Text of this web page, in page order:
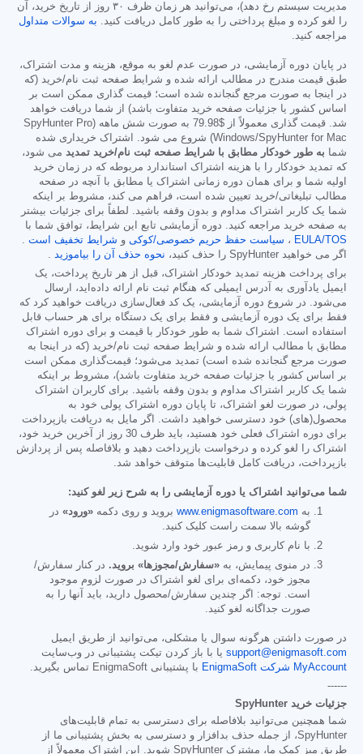
مدیریت سیستم رخ دهد)، می‌توانید هر زمان ظرف ۳۰ روز از تاریخ خرید، آن
را لغو کرده و مبلغ پرداختی را به طور کامل دریافت کنید. به سوالات متداول
مراجعه کنید.
در پایان دوره آزمایشی، در صورت عدم لغو به موقع، هزینه و مدت اشتراک،
طبق قیمت مندرج در مطالب ارائه شده و شرایط صفحه ثبت نام/خرید (که
در اینجا به صورت مرجع گنجانده شده است؛ قیمت گذاری ممکن است بر
اساس کشور یا جزئیات صفحه خرید متفاوت باشد) از شما دریافت خواهد
شد. قیمت گذاری معمولاً از $79.98
به صورت شش ماهه (SpyHunter Pro
Windows/SpyHunter for Mac) شروع می شود. اشتراک خریداری شده
شما به طور خودکار مطابق با شرایط صفحه ثبت نام/خرید تمدید می شود،
که تمدید خودکار را با هزینه اشتراک استاندارد مربوطه که در زمان خرید
اولیه شما و برای همان دوره زمانی اشتراک یا مطابق با آنچه در صفحه
مطالب تبلیغاتی/خرید تعیین شده است، فراهم می کند، مشروط بر اینکه
شما یک کاربر اشتراک مداوم و بدون وقفه باشید. لطفاً برای جزئیات بیشتر
به صفحه خرید مراجعه کنید. دوره آزمایشی تابع این شرایط، توافق شما با
EULA/TOS ، سیاست حفظ حریم خصوصی/کوکی و شرایط تخفیف است
اگر می خواهید SpyHunter را حذف کنید،
نحوه حذف آن را بیاموزید
برای پرداخت هزینه تمدید خودکار اشتراک، قبل از هر تاریخ پرداخت، یک
ایمیل یادآوری به آدرس ایمیلی که هنگام ثبت نام ارائه داده‌اید، ارسال
می‌شود. در شروع دوره آزمایشی، یک کد فعال‌سازی دریافت خواهید کرد که
فقط برای یک دوره آزمایشی و فقط برای یک دستگاه برای هر حساب قابل
استفاده است. اشتراک شما به طور خودکار با قیمت و برای دوره اشتراک
مطابق با مطالب ارائه شده و شرایط صفحه ثبت نام/خرید (که در اینجا به
صورت مرجع گنجانده شده است) تمدید می‌شود؛ قیمت‌گذاری ممکن است
بر اساس کشور یا جزئیات صفحه خرید متفاوت باشد)، مشروط بر اینکه
شما یک کاربر اشتراک مداوم و بدون وقفه باشید. برای کاربران اشتراک
پولی، در صورت لغو اشتراک، تا پایان دوره اشتراک پولی خود به
محصول(های) خود دسترسی خواهید داشت. اگر مایل به دریافت بازپرداخت
برای دوره اشتراک فعلی خود هستید، باید ظرف 30 روز از آخرین خرید خود،
اشتراک را لغو کرده و درخواست بازپرداخت دهید و بلافاصله پس از پردازش
بازپرداخت، دریافت کامل قابلیت‌ها متوقف خواهد شد.
شما می‌توانید اشتراک یا دوره آزمایشی را به شرح زیر لغو کنید:
به www.enigmasoftware.com بروید و روی دکمه «ورود» در
گوشه بالا سمت راست کلیک کنید.
با نام کاربری و رمز عبور خود وارد شوید.
در منوی پیمایش، به «سفارش/مجوزها» بروید. در کنار سفارش/
مجوز خود، دکمه‌ای برای لغو اشتراک در صورت لزوم موجود
است. توجه: اگر چندین سفارش/محصول دارید، باید آنها را به
صورت جداگانه لغو کنید.
در صورت داشتن هرگونه سوال یا مشکلی، می‌توانید از طریق ایمیل
support@enigmasoft.com یا با باز کردن تیکت پشتیبانی در وب‌سایت
MyAccount شرکت EnigmaSoft
با پشتیبانی EnigmaSoft تماس بگیرید.
------
جزئیات خرید SpyHunter
شما همچنین می‌توانید بلافاصله برای دسترسی به تمام قابلیت‌های
SpyHunter، از جمله حذف بدافزار و دسترسی به بخش پشتیبانی ما از
طریق میز کمک ما، مشترک SpyHunter شوید. این اشتراک معمولاً از